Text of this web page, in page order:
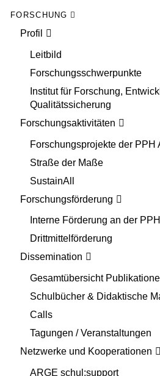
FORSCHUNG
Profil
Leitbild
Forschungsschwerpunkte
Institut für Forschung,
Qualitätssicherung
Forschungsaktivitäten
Forschungsprojekte der PPH
Straße der Maße
SustainAll
Forschungsförderung
Interne Förderung an der
Drittmittelförderung
Dissemination
Gesamtübersicht
Schulbücher & Didaktische
Calls
Tagungen / Veranstaltungen
Netzwerke und Kooperationen
ARGE schul:support